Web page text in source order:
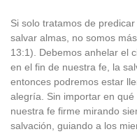
Si solo tratamos de
salvar almas, no somos
13:1). Debemos anhelar el
en el fin de nuestra fe, la
entonces podremos estar
alegría. Sin importar en
nuestra fe firme mirando
salvación, guiando a los